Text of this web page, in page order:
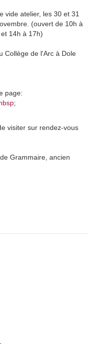
vide atelier, les 30 et 31
(ouvert de 10h à
14h à 17h)
Collège de l'Arc à Dole
page:
;
visiter sur rendez-vous
Grammaire, ancien